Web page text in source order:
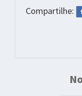
Compartilhe: